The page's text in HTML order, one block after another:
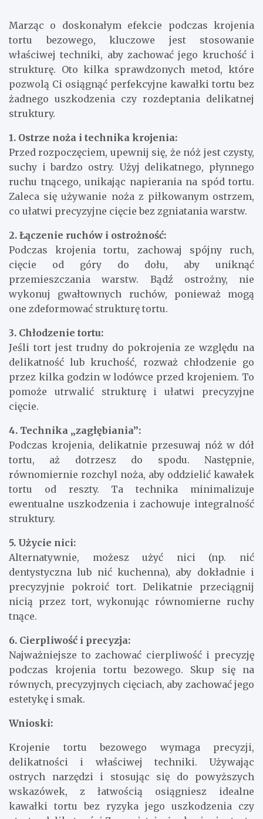
Marząc o doskonałym efekcie podczas krojenia
tortu bezowego, kluczowe jest stosowanie
właściwej techniki, aby zachować jego kruchość i
strukturę. Oto kilka sprawdzonych metod, które
pozwolą Ci osiągnąć perfekcyjne kawałki tortu bez
żadnego uszkodzenia czy rozdeptania delikatnej
struktury.
1. Ostrze noża i technika krojenia:
Przed rozpoczęciem, upewnij się, że nóż jest czysty,
suchy i bardzo ostry. Użyj delikatnego, płynnego
ruchu tnącego, unikając napierania na spód tortu.
Zaleca się używanie noża z piłkowanym ostrzem,
co ułatwi precyzyjne cięcie bez zgniatania warstw.
2. Łączenie ruchów i ostrożność:
Podczas krojenia tortu, zachowaj spójny ruch,
cięcie od góry do dołu, aby uniknąć
przemieszczania warstw. Bądź ostrożny, nie
wykonuj gwałtownych ruchów, ponieważ mogą
one zdeformować strukturę tortu.
3. Chłodzenie tortu:
Jeśli tort jest trudny do pokrojenia ze względu na
delikatność lub kruchość, rozważ chłodzenie go
przez kilka godzin w lodówce przed krojeniem. To
pomoże utrwalić strukturę i ułatwi precyzyjne
cięcie.
4. Technika „zagłębiania”:
Podczas krojenia, delikatnie przesuwaj nóż w dół
tortu, aż dotrzesz do spodu. Następnie,
równomiernie rozchyl noża, aby oddzielić kawałek
tortu od reszty. Ta technika minimalizuje
ewentualne uszkodzenia i zachowuje integralność
struktury.
5. Użycie nici:
Alternatywnie, możesz użyć nici (np. nić
dentystyczna lub nić kuchenna), aby dokładnie i
precyzyjnie pokroić tort. Delikatnie przeciągnij
nicią przez tort, wykonując równomierne ruchy
tnące.
6. Cierpliwość i precyzja:
Najważniejsze to zachować cierpliwość i precyzję
podczas krojenia tortu bezowego. Skup się na
równych, precyzyjnych cięciach, aby zachować jego
estetykę i smak.
Wnioski:
Krojenie tortu bezowego wymaga precyzji,
delikatności i właściwej techniki. Używając
ostrych narzędzi i stosując się do powyższych
wskazówek, z łatwością osiągniesz idealne
kawałki tortu bez ryzyka jego uszkodzenia czy